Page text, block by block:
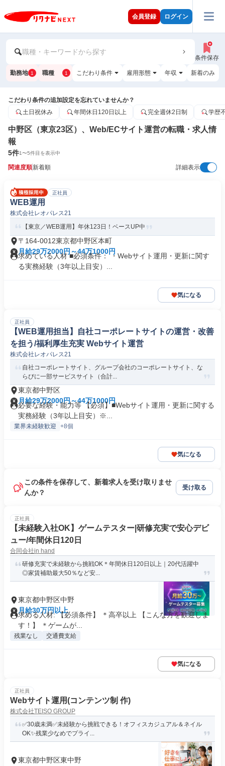
会員登録 ログイン
職種・キーワードから探す
条件保存
勤務地 1 職種 1 こだわり条件 雇用形態 年収 新着のみ
こだわり条件の追加設定を忘れていませんか？
土日祝休み
年間休日120日以上 完全週休2日制 学歴
中野区（東京23区）、Web/ECサイト運営の転職・求人情
報
5件1〜5件目を表示中
関連度順新着順 詳細表示
正社員
WEB運用
株式会社レオパレス21
【東京／WEB運用】年休123日！ベースUP中
〒164-0012東京都中野区本町
月給29万2000円～44万1000円
求めている人材 ■必須条件： ・Webサイト運用・更新に関す
る実務経験（3年以上目安）...
気になる
正社員
【WEB運用担当】自社コーポレートサイトの運営・改善
を担う/福利厚生充実 Webサイト運営
株式会社レオパレス21
自社コーポレートサイト、グループ会社のコーポレートサイト、な
らびに一部サービスサイト（合計...
東京都中野区
月給29万2000円～44万1000円
必要な経験・能力等 【必須】■Webサイト運用・更新に関する
実務経験（3年以上目安）※...
業界未経験歓迎 +8個
気になる
この条件を保存して、新着求人を受け取りませ
んか？
受け取る
正社員
【未経験入社OK】ゲームテスター|研修充実で安心デビ
ュー/年間休日120日
合同会社in hand
研修充実で未経験から挑戦OK＊年間休日120日以上｜20代活躍中
◎家賃補助最大50％など安...
東京都中野区中野
月給30万円以上
求める人材: 【必須条件】 ＊高卒以上 【こんな方を歓迎しま
す！】 ＊ゲームが...
残業なし 交通費支給
気になる
正社員
Webサイト運用(コンテンツ制 作)
株式会社TEISO GROUP
✅30歳未満✅️未経験から挑戦できる！オフィスカジュアル＆ネイル
OK✨️残業少なめでプライ...
東京都中野区東中野